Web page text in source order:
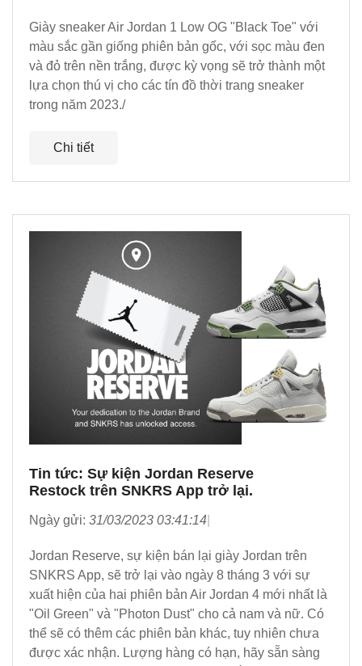
Giày sneaker Air Jordan 1 Low OG "Black Toe" với
màu sắc gần giống phiên bản gốc, với sọc màu đen
và đỏ trên nền trắng, được kỳ vọng sẽ trở thành một
lựa chọn thú vị cho các tín đồ thời trang sneaker
trong năm 2023./
Chi tiết
Tin tức: Sự kiện Jordan Reserve
Restock trên SNKRS App trở lại.
Ngày gửi: 31/03/2023 03:41:14
Jordan Reserve, sự kiện bán lại giày Jordan trên
SNKRS App, sẽ trở lại vào ngày 8 tháng 3 với sự
xuất hiện của hai phiên bản Air Jordan 4 mới nhất là
"Oil Green" và "Photon Dust" cho cả nam và nữ. Có
thể sẽ có thêm các phiên bản khác, tuy nhiên chưa
được xác nhận. Lượng hàng có hạn, hãy sẵn sàng